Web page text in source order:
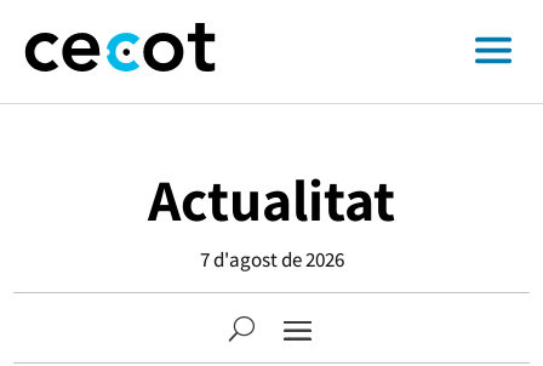
Actualitat
7 d'agost de 2026